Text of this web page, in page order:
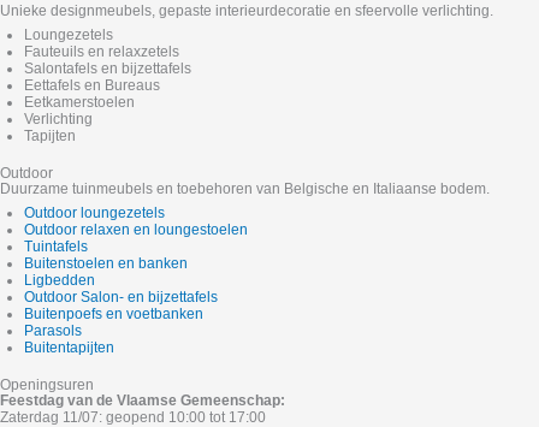
Unieke designmeubels, gepaste interieurdecoratie en sfeervolle verlichting.
Loungezetels
Fauteuils en relaxzetels
Salontafels en bijzettafels
Eettafels en Bureaus
Eetkamerstoelen
Verlichting
Tapijten
Outdoor
Duurzame tuinmeubels en toebehoren van Belgische en Italiaanse bodem.
Outdoor loungezetels
Outdoor relaxen en loungestoelen
Tuintafels
Buitenstoelen en banken
Ligbedden
Outdoor Salon- en bijzettafels
Buitenpoefs en voetbanken
Parasols
Buitentapijten
Openingsuren
Feestdag van de Vlaamse Gemeenschap:
Zaterdag 11/07: geopend 10:00 tot 17:00